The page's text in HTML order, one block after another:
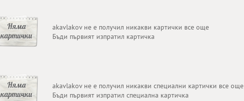
Няма
картички
akavlakov не е получил никакви картички все още
Бъди първият изпратил картичка
Няма
картички
akavlakov не е получил никакви специални картички все още
Бъди първият изпратил специална картичка